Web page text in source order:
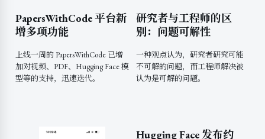
PapersWithCode 平台新
增多项功能
上线一周的 PapersWithCode 已增
加对视频、PDF、Hugging Face 模
型等的支持，迅速迭代。
研究者与工程师的区
别：问题可解性
一种观点认为，研究者研究可能
不可解的问题，而工程师解决被
认为是可解的问题。
Hugging Face 发布约